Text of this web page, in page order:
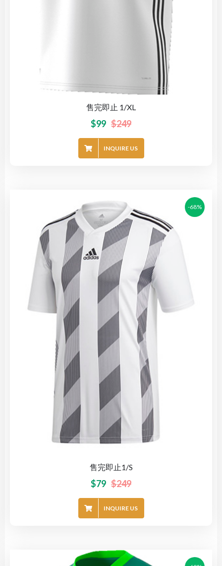
售完即止 1/XL
$249
$99
INQUIRE US
-68%
售完即止1/S
$249
$79
INQUIRE US